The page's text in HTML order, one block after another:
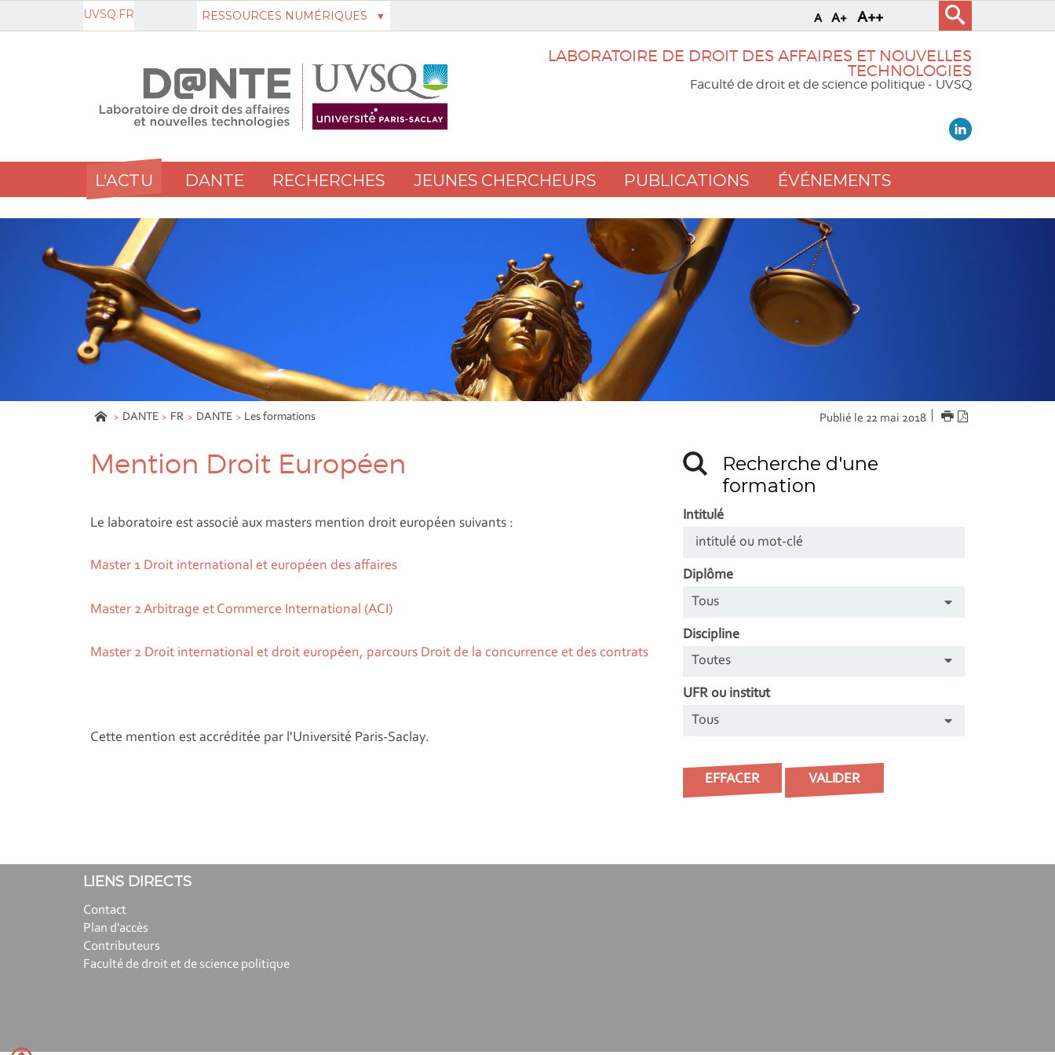
A A+ A++
UVSQ.FR
LABORATOIRE DE DROIT DES AFFAIRES ET NOUVELLES
TECHNOLOGIES
Faculté de droit et de science politique - UVSQ
L'ACTU DANTE RECHERCHES JEUNES CHERCHEURS PUBLICATIONS ÉVÉNEMENTS
DANTE FR DANTE Les formations Publié le 22 mai 2018 IMPRIMER
Mention Droit Européen
Le laboratoire est associé aux masters mention droit européen suivants :
Master 1 Droit international et européen des affaires
Master 2 Arbitrage et Commerce International (ACI)
Master 2 Droit international et droit européen, parcours Droit de la concurrence et des contrats
Cette mention est accréditée par l'Université Paris-Saclay.
Recherche d'une
formation
Intitulé
Diplôme
Discipline
UFR ou institut
RESSOURCES NUMÉRIQUES
LIENS DIRECTS
Contact
Plan d'accès
Contributeurs
Faculté de droit et de science politique